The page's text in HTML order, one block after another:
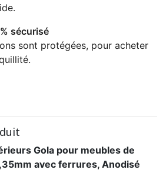
sécurisé
sont protégées, pour acheter
Gola pour meubles de
avec ferrures, Anodisé